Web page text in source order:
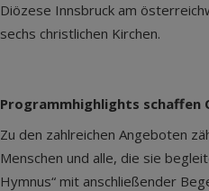
Diözese Innsbruck am
sechs christlichen Kirchen.
Programmhighlights schaffen
Zu den zahlreichen Angeboten
Menschen und alle, die sie
Hymnus“ mit anschließender